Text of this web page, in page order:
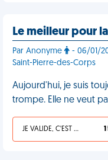
Le meilleur pour
Par Anonyme
- 06/01/
Saint-Pierre-des-Corps
Aujourd'hui, je suis
trompe. Elle ne veut
JE VALIDE, C'EST UNE VDM